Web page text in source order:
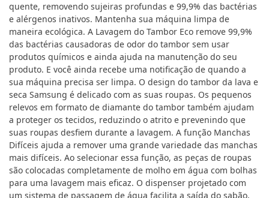
quente, removendo sujeiras profundas e 99,9% das bactérias
e alérgenos inativos. Mantenha sua máquina limpa de
maneira ecológica. A Lavagem do Tambor Eco remove 99,9%
das bactérias causadoras de odor do tambor sem usar
produtos químicos e ainda ajuda na manutenção do seu
produto. E você ainda recebe uma notificação de quando a
sua máquina precisa ser limpa. O design do tambor da lava e
seca Samsung é delicado com as suas roupas. Os pequenos
relevos em formato de diamante do tambor também ajudam
a proteger os tecidos, reduzindo o atrito e prevenindo que
suas roupas desfiem durante a lavagem. A função Manchas
Difíceis ajuda a remover uma grande variedade das manchas
mais difíceis. Ao selecionar essa função, as peças de roupas
são colocadas completamente de molho em água com bolhas
para uma lavagem mais eficaz. O dispenser projetado com
um sistema de passagem de água facilita a saída do sabão,